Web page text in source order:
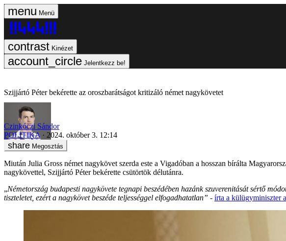
Menü
Kinézet
Jelentkezz be!
Szijjártó Péter bekérette az oroszbarátságot kritizáló német nagykövetet
Czinkóczi Sándor
POLITIKA
2024. október 3. 12:14
Megosztás
Miután Julia Gross német nagykövet szerda este a Vigadóban a hosszan bírálta
nagykövettel, Szijjártó Péter bekérette csütörtök délutánra.
„Németország budapesti nagykövete tegnapi beszédében hazánk szuverenitását sértő
tiszteletet, ezért a nagykövet beszéde teljességgel elfogadhatatlan” - írta a külügyminiszter